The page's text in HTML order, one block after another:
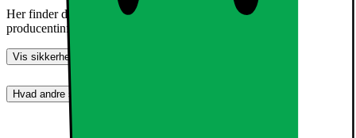
Her finder du information om generel produktsikkerhed og
producentinformation
Vis sikkerhedsoplysninger
Hvad andre synes (0)